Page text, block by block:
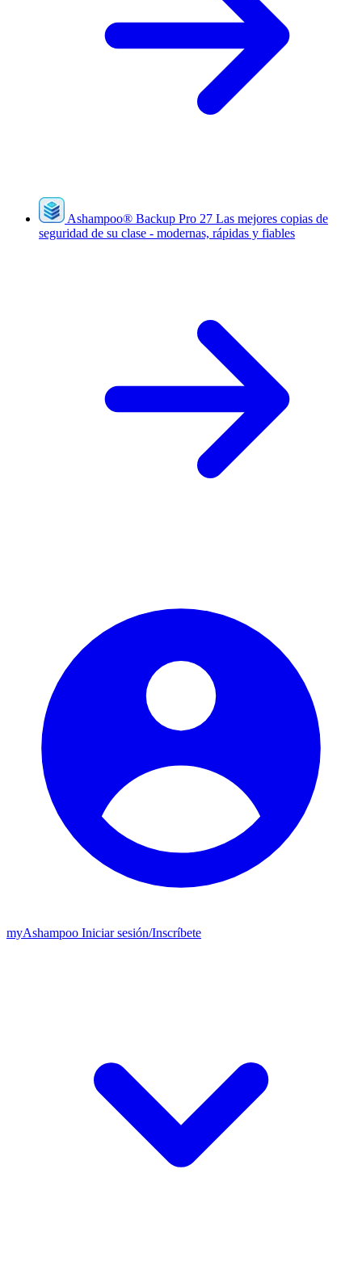
Ashampoo® Backup Pro 27 Las mejores copias de
seguridad de su clase - modernas, rápidas y fiables
myAshampoo Iniciar sesión/Inscríbete